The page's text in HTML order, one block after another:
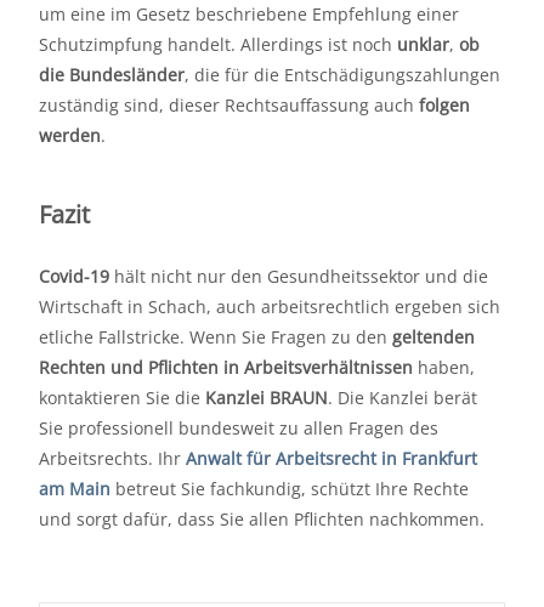
um eine im Gesetz beschriebene Empfehlung einer
Schutzimpfung handelt. Allerdings ist noch unklar, ob
die Bundesländer, die für die Entschädigungszahlungen
zuständig sind, dieser Rechtsauffassung auch folgen
werden.
Fazit
Covid-19 hält nicht nur den Gesundheitssektor und die
Wirtschaft in Schach, auch arbeitsrechtlich ergeben sich
etliche Fallstricke. Wenn Sie Fragen zu den geltenden
Rechten und Pflichten in Arbeitsverhältnissen haben,
kontaktieren Sie die Kanzlei BRAUN. Die Kanzlei berät
Sie professionell bundesweit zu allen Fragen des
Arbeitsrechts. Ihr Anwalt für Arbeitsrecht in Frankfurt
am Main betreut Sie fachkundig, schützt Ihre Rechte
und sorgt dafür, dass Sie allen Pflichten nachkommen.